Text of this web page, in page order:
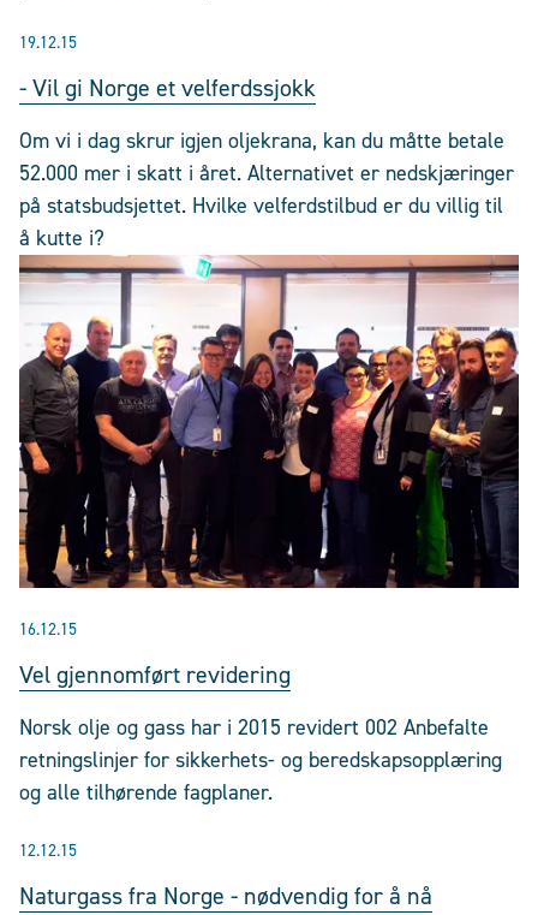
19.12.15
- Vil gi Norge et velferdssjokk
Om vi i dag skrur igjen oljekrana, kan du måtte betale
52.000 mer i skatt i året. Alternativet er nedskjæringer
på statsbudsjettet. Hvilke velferdstilbud er du villig til
å kutte i?
16.12.15
Vel gjennomført revidering
Norsk olje og gass har i 2015 revidert 002 Anbefalte
retningslinjer for sikkerhets- og beredskapsopplæring
og alle tilhørende fagplaner.
12.12.15
Naturgass fra Norge - nødvendig for å nå